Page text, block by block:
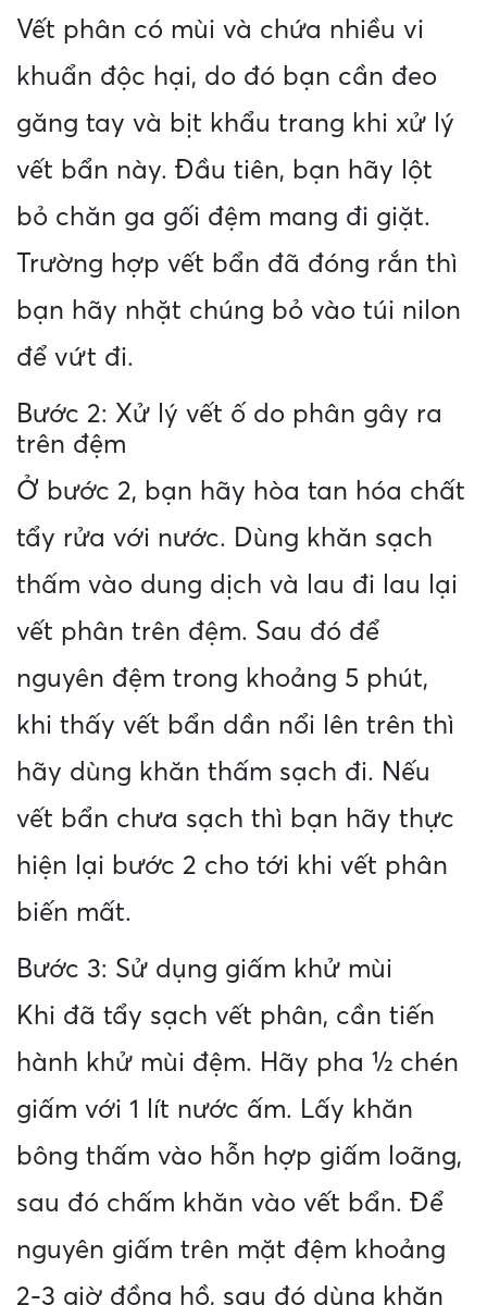
Vết phân có mùi và chứa nhiều vi
khuẩn độc hại, do đó bạn cần đeo
găng tay và bịt khẩu trang khi xử lý
vết bẩn này. Đầu tiên, bạn hãy lột
bỏ chăn ga gối đệm mang đi giặt.
Trường hợp vết bẩn đã đóng rắn thì
bạn hãy nhặt chúng bỏ vào túi nilon
để vứt đi.
Bước 2: Xử lý vết ố do phân gây ra
trên đệm
Ở bước 2, bạn hãy hòa tan hóa chất
tẩy rửa với nước. Dùng khăn sạch
thấm vào dung dịch và lau đi lau lại
vết phân trên đệm. Sau đó để
nguyên đệm trong khoảng 5 phút,
khi thấy vết bẩn dần nổi lên trên thì
hãy dùng khăn thấm sạch đi. Nếu
vết bẩn chưa sạch thì bạn hãy thực
hiện lại bước 2 cho tới khi vết phân
biến mất.
Bước 3: Sử dụng giấm khử mùi
Khi đã tẩy sạch vết phân, cần tiến
hành khử mùi đệm. Hãy pha ½ chén
giấm với 1 lít nước ấm. Lấy khăn
bông thấm vào hỗn hợp giấm loãng,
sau đó chấm khăn vào vết bẩn. Để
nguyên giấm trên mặt đệm khoảng
2-3 giờ đồng hồ, sau đó dùng khăn